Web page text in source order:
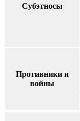
Субэтносы
Противники и
войны